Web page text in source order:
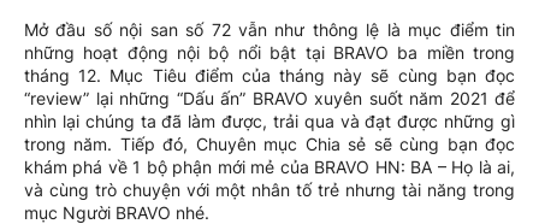
Mở đầu số nội san số 72 vẫn như thông lệ là mục điểm tin
những hoạt động nội bộ nổi bật tại BRAVO ba miền trong
tháng 12. Mục Tiêu điểm của tháng này sẽ cùng bạn đọc
“review” lại những “Dấu ấn” BRAVO xuyên suốt năm 2021 để
nhìn lại chúng ta đã làm được, trải qua và đạt được những gì
trong năm. Tiếp đó, Chuyên mục Chia sẻ sẽ cùng bạn đọc
khám phá về 1 bộ phận mới mẻ của BRAVO HN: BA – Họ là ai,
và cùng trò chuyện với một nhân tố trẻ nhưng tài năng trong
mục Người BRAVO nhé.